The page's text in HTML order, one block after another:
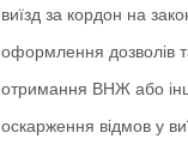
виїзд за кордон на
оформлення дозволів
отримання ВНЖ або
оскарження відмов у